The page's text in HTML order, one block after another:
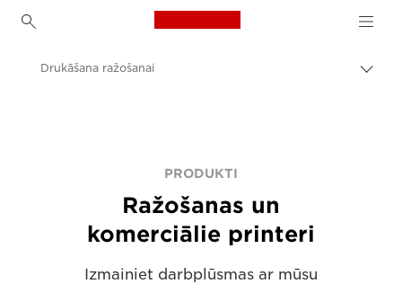
Canon Logo, back to
Produkti uzņēmumiem
Drukāšana ražošanai
PRODUKTI
Ražošanas un
komerciālie printeri
Izmainiet darbplūsmas ar mūsu